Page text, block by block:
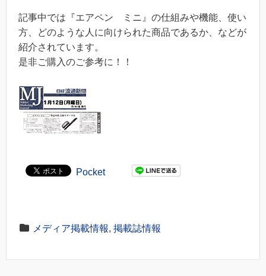
記事中では『エアペン ミニ』の仕組みや機能、使い
方、どのような人に向けられた商品であるか、などが
紹介されています。
是非ご購入のご参考に！！
Pocket
メディア掲載情報, 掲載誌情報